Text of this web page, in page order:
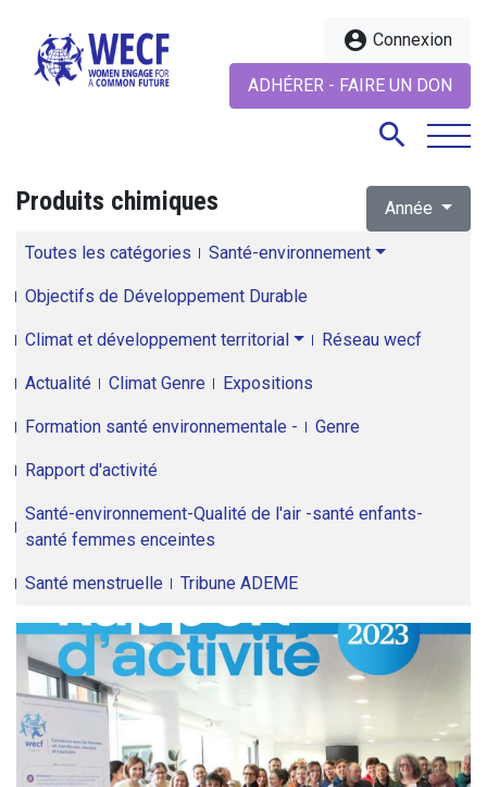
account_circle Connexion
ADHÉRER - FAIRE UN DON
search
Produits chimiques Année
Toutes les catégories Santé-environnement
Objectifs de Développement Durable
Climat et développement territorial Réseau wecf
Actualité Climat Genre Expositions
Formation santé environnementale - Genre
Rapport d'activité
Santé-environnement-Qualité de l'air -santé enfants-
santé femmes enceintes
Santé menstruelle Tribune ADEME